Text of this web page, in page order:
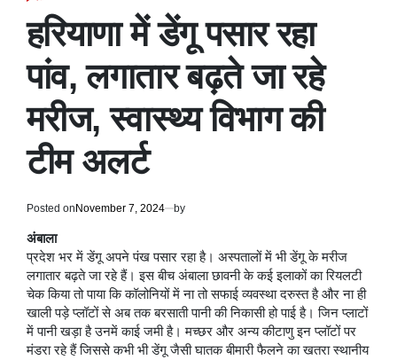
हरियाणा में डेंगू पसार रहा
पांव, लगातार बढ़ते जा रहे
मरीज, स्वास्थ्य विभाग की
टीम अलर्ट
Posted onNovember 7, 2024 by
अंबाला
प्रदेश भर में डेंगू अपने पंख पसार रहा है। अस्पतालों में भी डेंगू के मरीज
लगातार बढ़ते जा रहे हैं। इस बीच अंबाला छावनी के कई इलाकों का रियलटी
चेक किया तो पाया कि कॉलोनियों में ना तो सफाई व्यवस्था दरुस्त है और ना ही
खाली पड़े प्लॉटों से अब तक बरसाती पानी की निकासी हो पाई है। जिन प्लाटों
में पानी खड़ा है उनमें काई जमी है। मच्छर और अन्य कीटाणु इन प्लॉटों पर
मंडरा रहे हैं जिससे कभी भी डेंगू जैसी घातक बीमारी फैलने का खतरा स्थानीय